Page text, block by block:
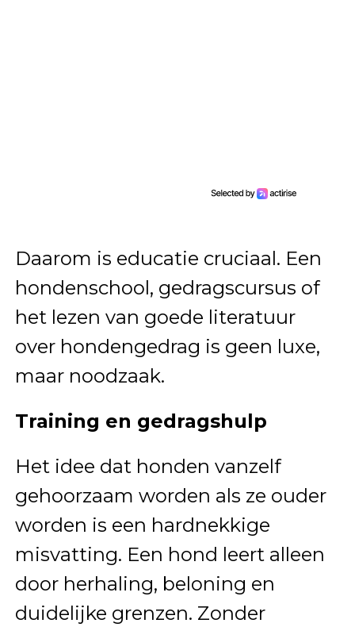
Daarom is educatie cruciaal. Een
hondenschool, gedragscursus of
het lezen van goede literatuur
over hondengedrag is geen luxe,
maar noodzaak.
Training en gedragshulp
Het idee dat honden vanzelf
gehoorzaam worden als ze ouder
worden is een hardnekkige
misvatting. Een hond leert alleen
door herhaling, beloning en
duidelijke grenzen. Zonder